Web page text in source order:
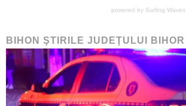
powered by Surfing Waves
BIHON ŞTIRILE JUDEŢULUI BIHOR